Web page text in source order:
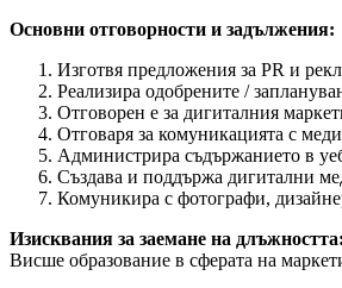
Основни отговорности и задължения:
Изготвя предложения за PR и
Реализира одобрените /
Отговорен е за дигиталния
Отговаря за комуникацията с
Администрира съдържанието в
Създава и поддържа дигитални
Комуникира с фотографи,
Изисквания за заемане на длъжността:
Висше образование в сферата на